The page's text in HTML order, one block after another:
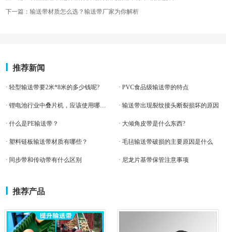
下一篇：输送带材质怎么选？输送带厂家为你解析
推荐新闻
· 轻型输送带要2米*8米的多少钱呢? · PVC食品级输送带的特点
· 锂电池行业中叠片机，应该使用哪种输送带 · 输送带出现裂纹接头断裂损坏的原因
· 什么是PE输送带？ · 大倾角皮带是什么东西?
· 塑料链板输送带材质有哪些？ · 毛毡输送带破损的主要原因是什么
· 同步带和传动带有什么区别 · 尼龙片基带保管注意事项
推荐产品